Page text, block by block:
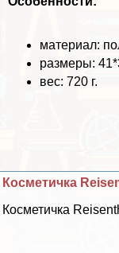
материал:
размеры:
вес: 720 г.
Косметичка
Косметичка